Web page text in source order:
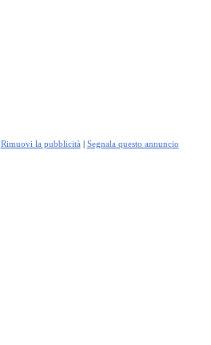
Rimuovi la pubblicità | Segnala questo annuncio